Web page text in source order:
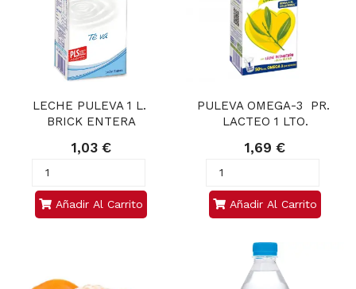
LECHE PULEVA 1 L.
BRICK ENTERA
1,03 €
Añadir Al Carrito
PULEVA OMEGA-3  PR.
LACTEO 1 LTO.
1,69 €
Añadir Al Carrito